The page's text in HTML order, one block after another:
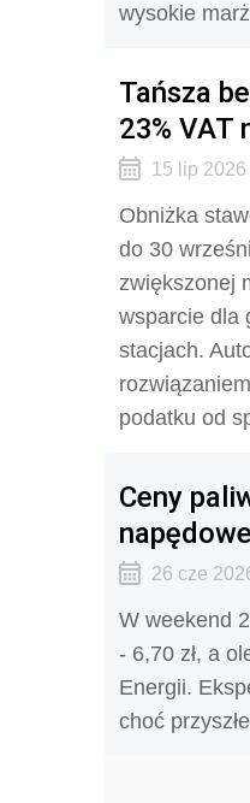
wysokie
Tańsza
23% VAT
15 lip 2026
Obniżka
do 30
zwiększonej
wsparcie dla
stacjach.
podatku od
Ceny
26 cze
W weekend
- 6,70 zł, a
Energii.
choć